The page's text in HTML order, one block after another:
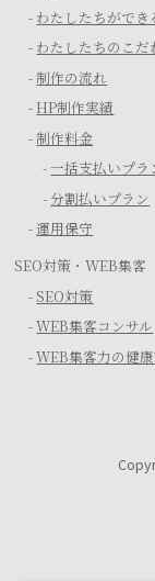
- わたしたちができ
- わたしたちのこだ
-制作の流れ
-HP制作実績
-制作料金
-一括支払いプラ
- 分割払いプラン
-運用保守
SEO対策・WEB集客
- SEO対策
-WEB集客コンサル
-WEB集客力の健